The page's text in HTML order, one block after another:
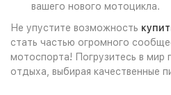
вашего нового мотоцикла.
Не упустите возможность
стать частью огромного
мотоспорта! Погрузитесь в мир
отдыха, выбирая качественные